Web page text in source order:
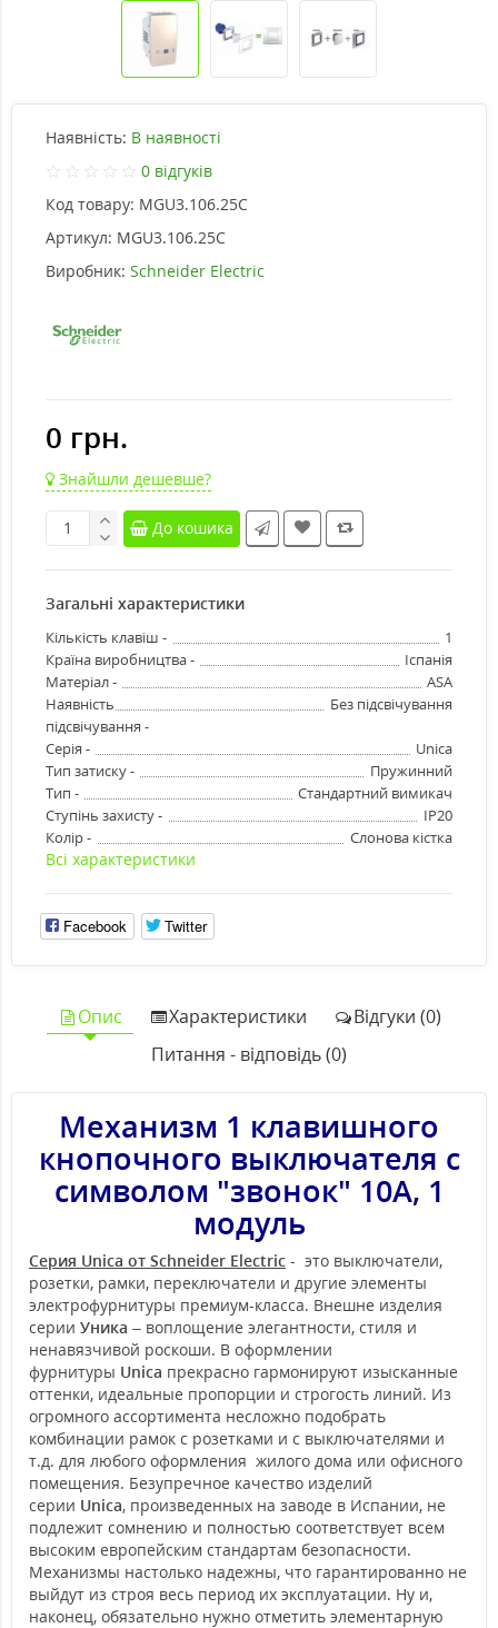
Наявність: В наявності
0 відгуків
Код товару: MGU3.106.25C
Артикул: MGU3.106.25C
Виробник: Schneider Electric
0 грн.
Знайшли дешевше?
До кошика
Загальні характеристики
Кількість клавіш -
1
Країна виробництва -
Іспанія
Матеріал -
ASA
Наявність
підсвічування -
Без підсвічування
Серія -
Unica
Тип затиску -
Пружинний
Тип -
Стандартний вимикач
Ступінь захисту -
IP20
Колір -
Слонова кістка
Всі характеристики
Facebook Twitter
Опис Характеристики
Відгуки (0)
Питання - відповідь (0)
Механизм 1 клавишного
кнопочного выключателя с
символом "звонок" 10А, 1
модуль
Серия Unica от Schneider Electric - это выключатели,
розетки, рамки, переключатели и другие элементы
электрофурнитуры премиум-класса. Внешне изделия
серии Уника – воплощение элегантности, стиля и
ненавязчивой роскоши. В оформлении
фурнитуры Unica прекрасно гармонируют изысканные
оттенки, идеальные пропорции и строгость линий. Из
огромного ассортимента несложно подобрать
комбинации рамок с розетками и с выключателями и
т.д. для любого оформления жилого дома или офисного
помещения. Безупречное качество изделий
серии Unica, произведенных на заводе в Испании, не
подлежит сомнению и полностью соответствует всем
высоким европейским стандартам безопасности.
Механизмы настолько надежны, что гарантированно не
выйдут из строя весь период их эксплуатации. Ну и,
наконец, обязательно нужно отметить элементарную